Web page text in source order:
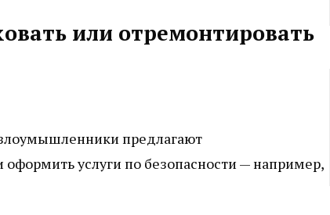
или отремонтировать
предлагают
оформить услуги по безопасности — например,